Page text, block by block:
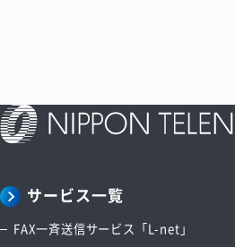
サービス一覧
FAX一斉送信サービス「L-net」